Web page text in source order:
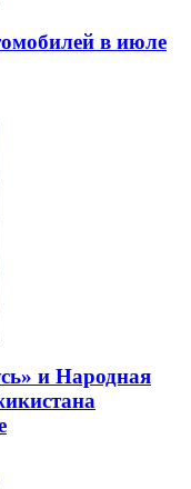
в июле
и Народная